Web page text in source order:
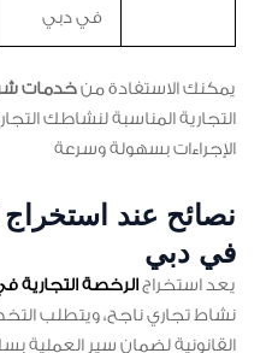
في دبي
يمكنك الاستفادة منخدمات
التجارية المناسبة لنشاطك
الإجراءات بسهولة وسرعة
نصائح عند استخراج
في دبي
يعد استخراج الرخصة التجارية
نشاط تجاري ناجح، ويتطلب
القانونية لضمان سير العملية